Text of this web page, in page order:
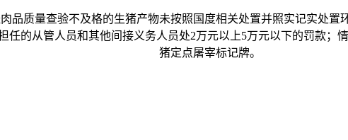
质量查验不及格的生猪产物未按照国度相关处置并照实记实处置
任的从管人员和其他间接义务人员处2万元以上5万元以下的罚款
猪定点屠宰标记牌。